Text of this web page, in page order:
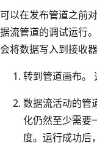
可以在发布管道之前
据流管道的调试运行
会将数据写入到接收器
转到管道画布。
数据流活动的管
化仍然至少需要
度。运行成功后